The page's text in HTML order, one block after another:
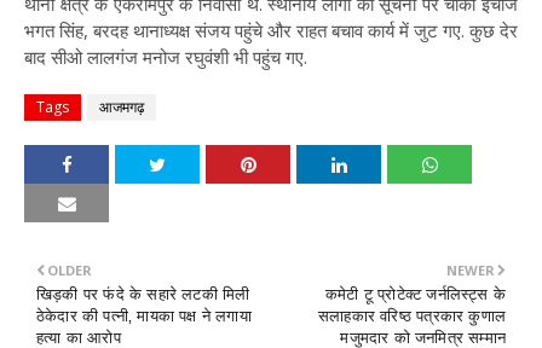
भगत सिंह, बरदह थानाध्यक्ष संजय पहुंचे और राहत बचाव कार्य में जुट गए. कुछ देर
बाद सीओ लालगंज मनोज रघुवंशी भी पहुंच गए.
Tags आजमगढ़
NEWER
कमेटी टू प्रोटेक्ट जर्नलिस्ट्स के
सलाहकार वरिष्ठ पत्रकार कुणाल
मजुमदार को जनमित्र सम्मान
OLDER
खिड़की पर फंदे के सहारे लटकी मिली
ठेकेदार की पत्नी, मायका पक्ष ने लगाया
हत्या का आरोप